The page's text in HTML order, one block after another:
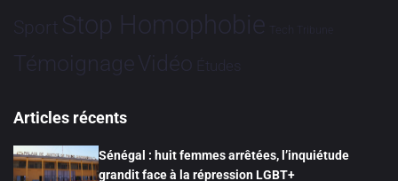
Sport Stop Homophobie Tech Tribune
TémoignageVidéo Études
Articles récents
Sénégal : huit femmes arrêtées, l’inquiétude
grandit face à la répression LGBT+